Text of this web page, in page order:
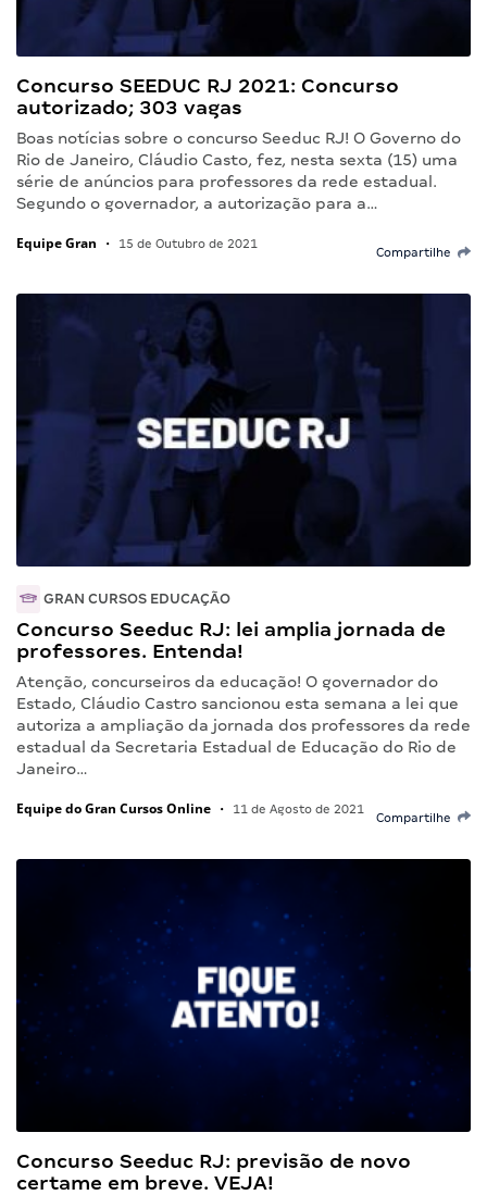
Concurso SEEDUC RJ 2021: Concurso
autorizado; 303 vagas
Boas notícias sobre o concurso Seeduc RJ! O Governo do
Rio de Janeiro, Cláudio Casto, fez, nesta sexta (15) uma
série de anúncios para professores da rede estadual.
Segundo o governador, a autorização para a…
Equipe Gran • 15 de Outubro de 2021
Compartilhe
GRAN CURSOS EDUCAÇÃO
Concurso Seeduc RJ: lei amplia jornada de
professores. Entenda!
Atenção, concurseiros da educação! O governador do
Estado, Cláudio Castro sancionou esta semana a lei que
autoriza a ampliação da jornada dos professores da rede
estadual da Secretaria Estadual de Educação do Rio de
Janeiro…
Equipe do Gran Cursos Online • 11 de Agosto de 2021
Compartilhe
Concurso Seeduc RJ: previsão de novo
certame em breve. VEJA!